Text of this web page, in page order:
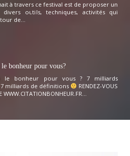
à travers ce festival est de proposer un
divers outils, techniques, activités qui
de...
le bonheur pour vous?
le bonheur pour vous ? 7 milliards
milliards de définitions
RENDEZ-VOUS
WWW.CITATIONBONHEUR.FR...